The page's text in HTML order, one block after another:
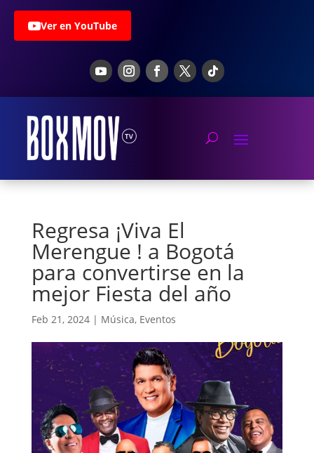
Ver en YouTube
Regresa ¡Viva El
Merengue ! a Bogotá
para convertirse en la
mejor Fiesta del año
Feb 21, 2024| Música, Eventos